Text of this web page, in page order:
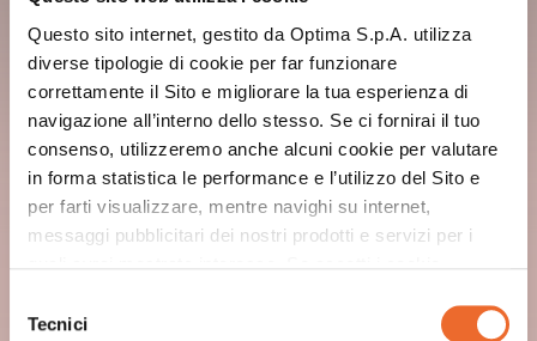
Questo sito internet, gestito da Optima S.p.A. utilizza
diverse tipologie di cookie per far funzionare
correttamente il Sito e migliorare la tua esperienza di
navigazione all’interno dello stesso. Se ci fornirai il tuo
consenso, utilizzeremo anche alcuni cookie per valutare
in forma statistica le performance e l’utilizzo del Sito e
per farti visualizzare, mentre navighi su internet,
messaggi pubblicitari dei nostri prodotti e servizi per i
delTecnici